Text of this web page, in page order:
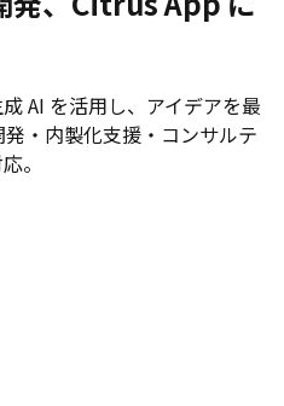
AI を活用し、アイデアを最
・内製化支援・コンサルテ
。